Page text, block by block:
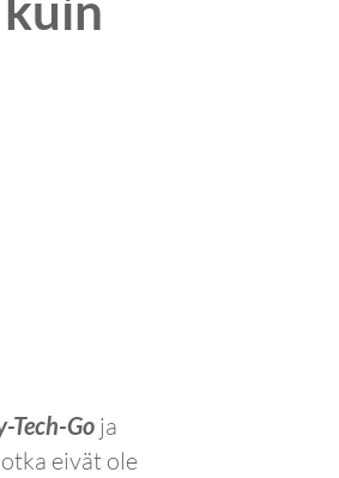
Tech-Go ja
eivät ole